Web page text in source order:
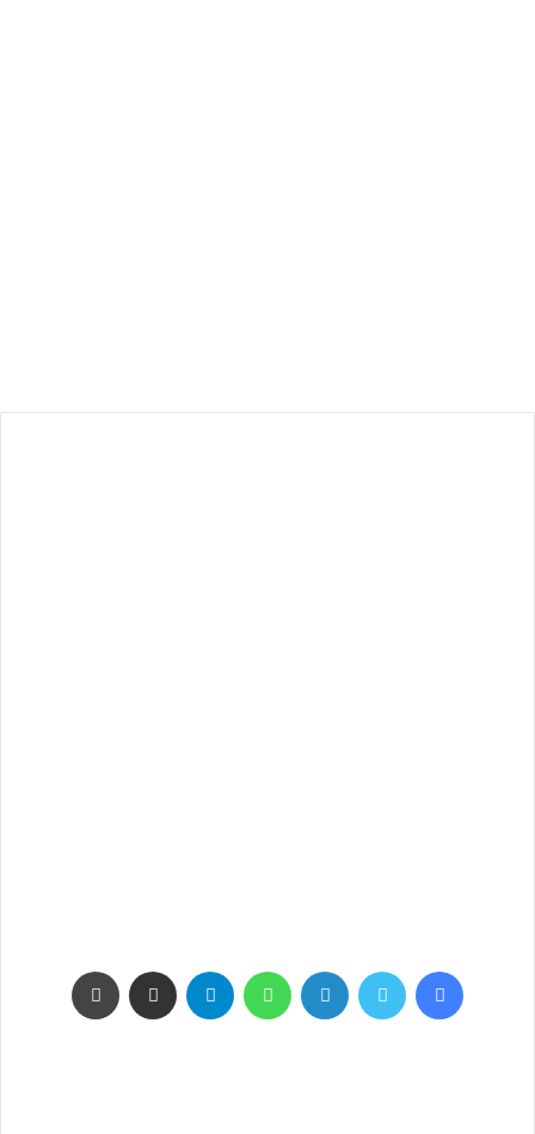
فيسبوك تويتر لينكدإن واتساب تيلقرام مشاركة عبر البريد